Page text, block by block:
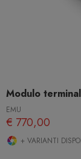
Modulo
EMU
€ 770,00
+ VARIANTI